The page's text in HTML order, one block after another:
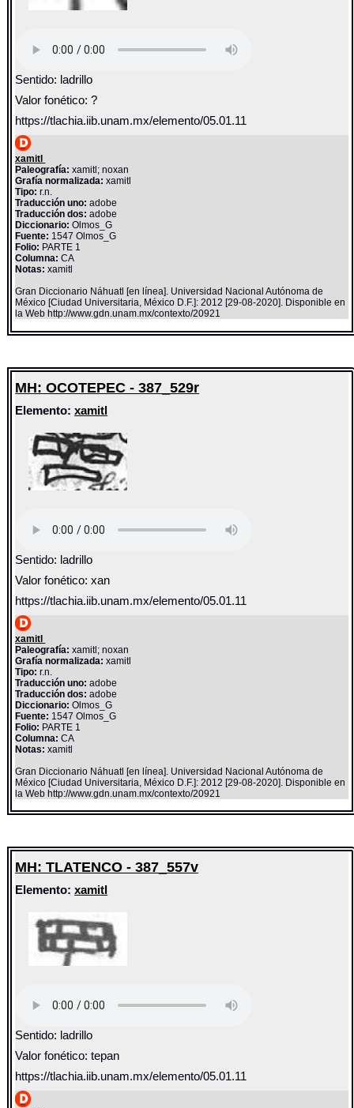
Sentido: ladrillo
Valor fonético: ?
https://tlachia.iib.unam.mx/elemento/05.01.11
xamitl
Paleografía: xamitl; noxan
Grafía normalizada: xamitl
Tipo: r.n.
Traducción uno: adobe
Traducción dos: adobe
Diccionario:Olmos_G
Fuente: 1547 Olmos_G
Folio: PARTE 1
Columna: CA
Notas: xamitl
Gran Diccionario Náhuatl [en línea]. Universidad Nacional Autónoma de
México [Ciudad Universitaria, México D.F.]: 2012 [29-08-2020]. Disponible en
la Web http://www.gdn.unam.mx/contexto/20921
MH: OCOTEPEC - 387_529r
Elemento:xamitl
Sentido: ladrillo
Valor fonético: xan
https://tlachia.iib.unam.mx/elemento/05.01.11
xamitl
Paleografía: xamitl; noxan
Grafía normalizada: xamitl
Tipo: r.n.
Traducción uno: adobe
Traducción dos: adobe
Diccionario:Olmos_G
Fuente: 1547 Olmos_G
Folio: PARTE 1
Columna: CA
Notas: xamitl
Gran Diccionario Náhuatl [en línea]. Universidad Nacional Autónoma de
México [Ciudad Universitaria, México D.F.]: 2012 [29-08-2020]. Disponible en
la Web http://www.gdn.unam.mx/contexto/20921
MH: TLATENCO - 387_557v
Elemento:xamitl
Sentido: ladrillo
Valor fonético: tepan
https://tlachia.iib.unam.mx/elemento/05.01.11